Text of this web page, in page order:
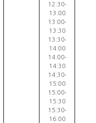
12:30-
13:00
13 :00-
13:30
13:30-
14:00
14:00-
14:30
14:30-
15:00
15:00-
15:30
15:30-
16:00